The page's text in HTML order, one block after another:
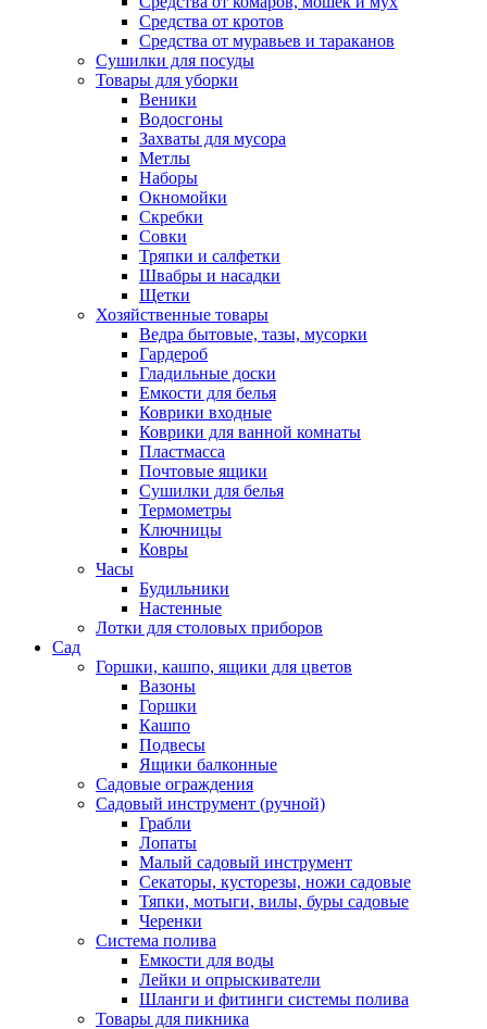
Средства от кротов
Средства от муравьев и тараканов
Сушилки для посуды
Товары для уборки
Веники
Водосгоны
Захваты для мусора
Метлы
Наборы
Окномойки
Скребки
Совки
Тряпки и салфетки
Швабры и насадки
Щетки
Хозяйственные товары
Ведра бытовые, тазы, мусорки
Гардероб
Гладильные доски
Емкости для белья
Коврики входные
Коврики для ванной комнаты
Пластмасса
Почтовые ящики
Сушилки для белья
Термометры
Ключницы
Ковры
Часы
Будильники
Настенные
Лотки для столовых приборов
Сад
Горшки, кашпо, ящики для цветов
Вазоны
Горшки
Кашпо
Подвесы
Ящики балконные
Садовые ограждения
Садовый инструмент (ручной)
Грабли
Лопаты
Малый садовый инструмент
Секаторы, кусторезы, ножи садовые
Тяпки, мотыги, вилы, буры садовые
Черенки
Система полива
Емкости для воды
Лейки и опрыскиватели
Шланги и фитинги системы полива
Товары для пикника